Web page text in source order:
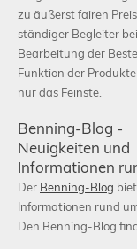
zu äußerst fairen
ständiger Begleiter
Bearbeitung der
Funktion der
nur das Feinste.
Benning-Blog -
Neuigkeiten und
Informationen
Der Benning-Blog
Informationen rund
Den Benning-Blog